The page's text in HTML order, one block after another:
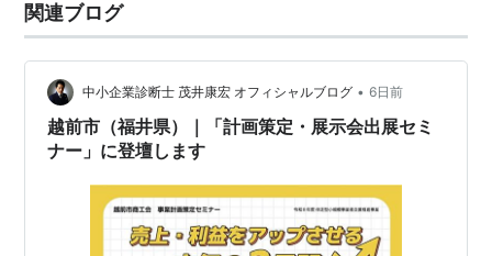
なお福井県には同名の越前町も存在する。
関連ブログ
中小企業診断士 茂井康宏 オフィシャルブログ • 6日前
越前市（福井県）｜「計画策定・展示会出展セミ
ナー」に登壇します